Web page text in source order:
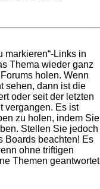
markieren“-Links in
Thema wieder ganz
holen. Wenn
sehen, dann ist die
oder seit der letzten
vergangen. Es ist
zu holen, indem Sie
Stellen Sie jedoch
Boards beachten! Es
ohne triftigen
Themen geantwortet